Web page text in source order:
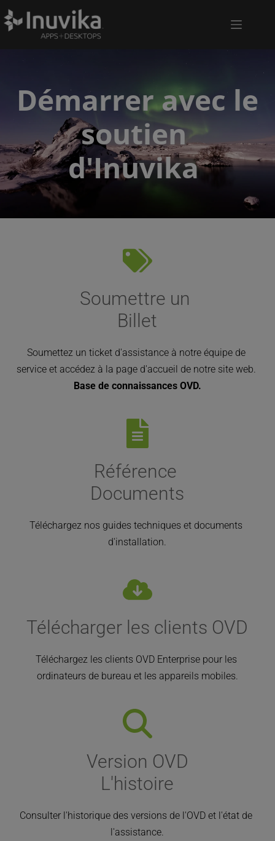
Démarrer avec le
soutien
d'Inuvika
Soumettre un
Billet
Soumettez un ticket d'assistance à notre équipe de
Base de connaissances OVD.
Référence
Documents
Téléchargez nos guides techniques et documents
d'installation.
Télécharger les clients OVD
Téléchargez les clients OVD Enterprise pour les
ordinateurs de bureau et les appareils mobiles.
Version OVD
L'histoire
Consulter l'historique des versions de l'OVD et l'état de
l'assistance.